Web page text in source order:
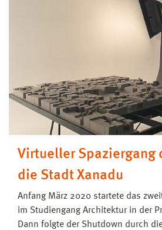
Virtueller Spaziergang
die Stadt Xanadu
Anfang März 2020 startete das
im Studiengang Architektur in der
Dann folgte der Shutdown durch